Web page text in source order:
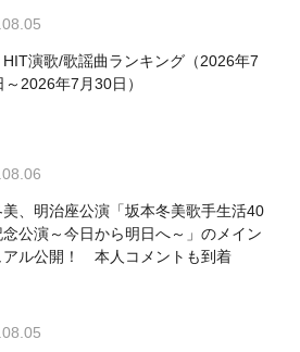
HIT演歌/歌謡曲ランキング（2026年7
～2026年7月30日）
、明治座公演「坂本冬美歌手生活40
念公演～今日から明日へ～」のメイン
アル公開！ 本人コメントも到着